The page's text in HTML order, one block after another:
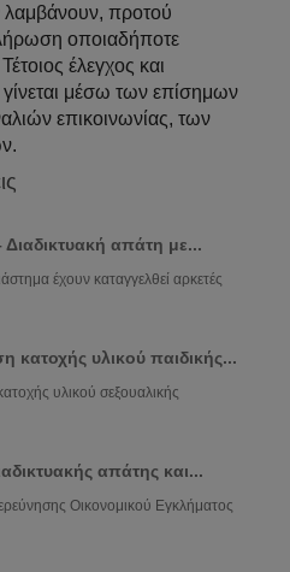
προτού
οποιαδήποτε
έλεγχος και
μέσω των επίσημων
επικοινωνίας, των
απάτη με...
έχουν καταγγελθεί αρκετές
κατοχής υλικού παιδικής...
υλικού σεξουαλικής
απάτης και...
Οικονομικού Εγκλήματος